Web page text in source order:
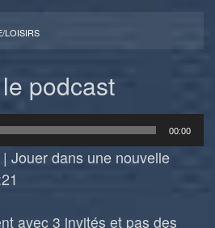
LOISIRS
podcast
00:00
|Jouer dans une nouvelle
avec 3 invités et pas des